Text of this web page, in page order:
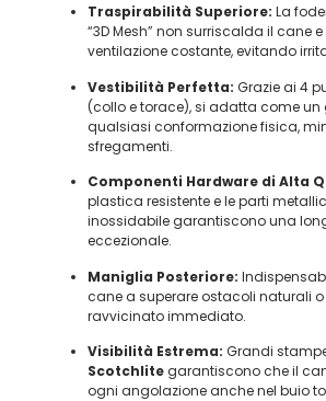
Traspirabilità Superiore: La
“3D Mesh” non surriscalda il cane
ventilazione costante, evitando
Vestibilità Perfetta: Grazie ai 4
(collo e torace), si adatta come un
qualsiasi conformazione fisica,
sfregamenti.
Componenti Hardware di Alta
plastica resistente e le parti
inossidabile garantiscono una
eccezionale.
Maniglia Posteriore:
cane a superare ostacoli naturali
ravvicinato immediato.
Visibilità Estrema: Grandi
Scotchlitegarantiscono che il
ogni angolazione anche nel buio